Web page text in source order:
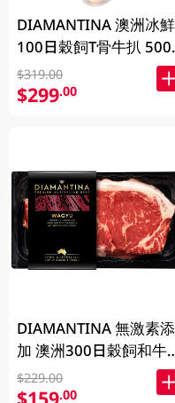
DIAMANTINA 澳洲冰鮮
100日穀飼T骨牛扒 500
克 (包裝隨機發貨)
$319.00
$299.00
DIAMANTINA 無激素添
加 澳洲300日穀飼和牛
冷扒SB4+ 200克
$229.00
.00